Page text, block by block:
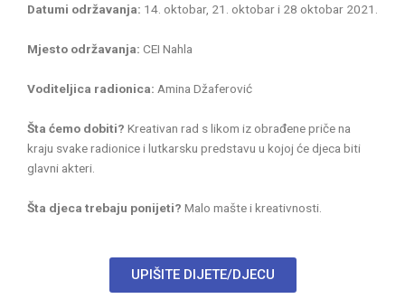
Datumi održavanja: 14. oktobar, 21. oktobar i 28 oktobar 2021.
Mjesto održavanja: CEI Nahla
Voditeljica radionica: Amina Džaferović
Šta ćemo dobiti? Kreativan rad s likom iz obrađene priče na
kraju svake radionice i lutkarsku predstavu u kojoj će djeca biti
glavni akteri.
Šta djeca trebaju ponijeti? Malo mašte i kreativnosti.
UPIŠITE DIJETE/DJECU